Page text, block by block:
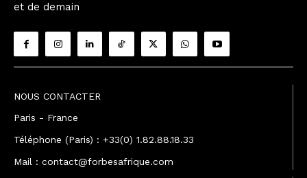
et de demain
NOUS CONTACTER
Paris - France
Téléphone (Paris) : +33(0) 1.82.88.18.33
Mail : contact@forbesafrique.com